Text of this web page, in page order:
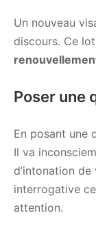
Un nouveau
discours. Ce
Poser une
En posant une
Il va
d’intonation
interrogative
attention.